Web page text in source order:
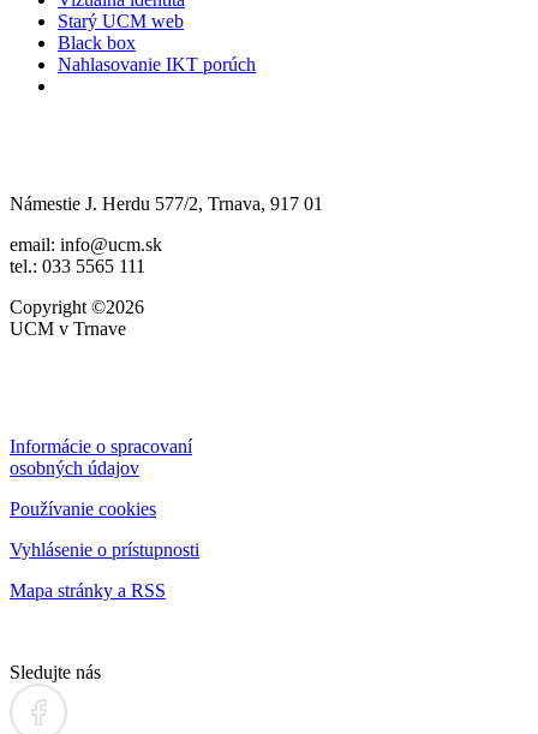
Starý UCM web
Black box
Nahlasovanie IKT porúch
Námestie J. Herdu 577/2, Trnava, 917 01
email: info@ucm.sk
tel.: 033 5565 111
Copyright ©2026
UCM v Trnave
Informácie o spracovaní
osobných údajov
Používanie cookies
Vyhlásenie o prístupnosti
Mapa stránky a RSS
Sledujte nás